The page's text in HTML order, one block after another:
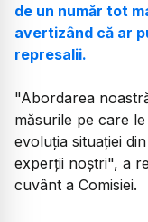
de un număr tot
avertizând că ar
represalii.
"Abordarea
măsurile pe care
evoluţia situaţiei
experţii noştri", a
cuvânt a Comisiei.